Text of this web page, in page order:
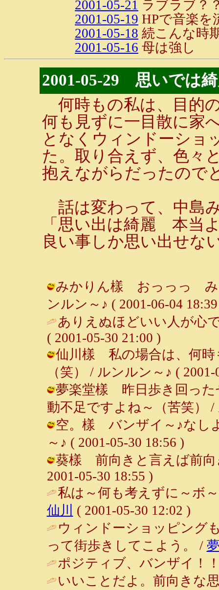
2001-05-21 ラブラブ？
2001-05-19 HPで音楽を
2001-05-18 続こんな時
2001-05-16 母は強し
2001-05-29 思いでは
何時もの私は、目的
何も見ずに一目散に家
となくウィンドーショ
た。取り合えず、色々
抱えながらだったので
話は変わって、中島
「思い出は綺麗 本当
良い事しか思い出せな
みかりん樣 おっっっ み
ンルン～♪ ( 2001-06-04
ありえぬほどいい人が心
( 2001-05-30 21:00 )
仙川樣 私の場合は、何時
（笑） / ルンルン～♪ ( 2001-
夢楽堂樣 昨日歩き回った
動不足ですよね～（苦笑） /
空。樣 バンザイ～♪なし
～♪ ( 2001-05-30 18:56 )
葵樣 前向きと言えば前向
2001-05-30 18:55 )
私は～何も考えずに～ボ
仙川
( 2001-05-30 12:02 )
ウィンドーショッピング
って街歩きしてこよう。 /
ポジティブ、バンザイ！
いいことだよ。前向きな